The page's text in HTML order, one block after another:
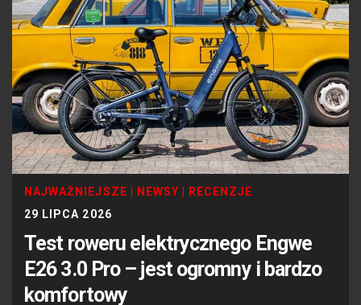
NAJWAŻNIEJSZE NEWSY
RECENZJE
29 LIPCA 2026
Test roweru elektrycznego Engwe
E26 3.0 Pro – jest ogromny i bardzo
komfortowy